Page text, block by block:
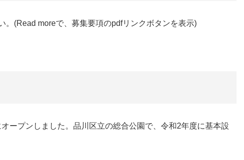
(Read moreで、募集要項のpdfリンクボタンを表示)
ープンしました。品川区立の総合公園で、令和2年度に基本設